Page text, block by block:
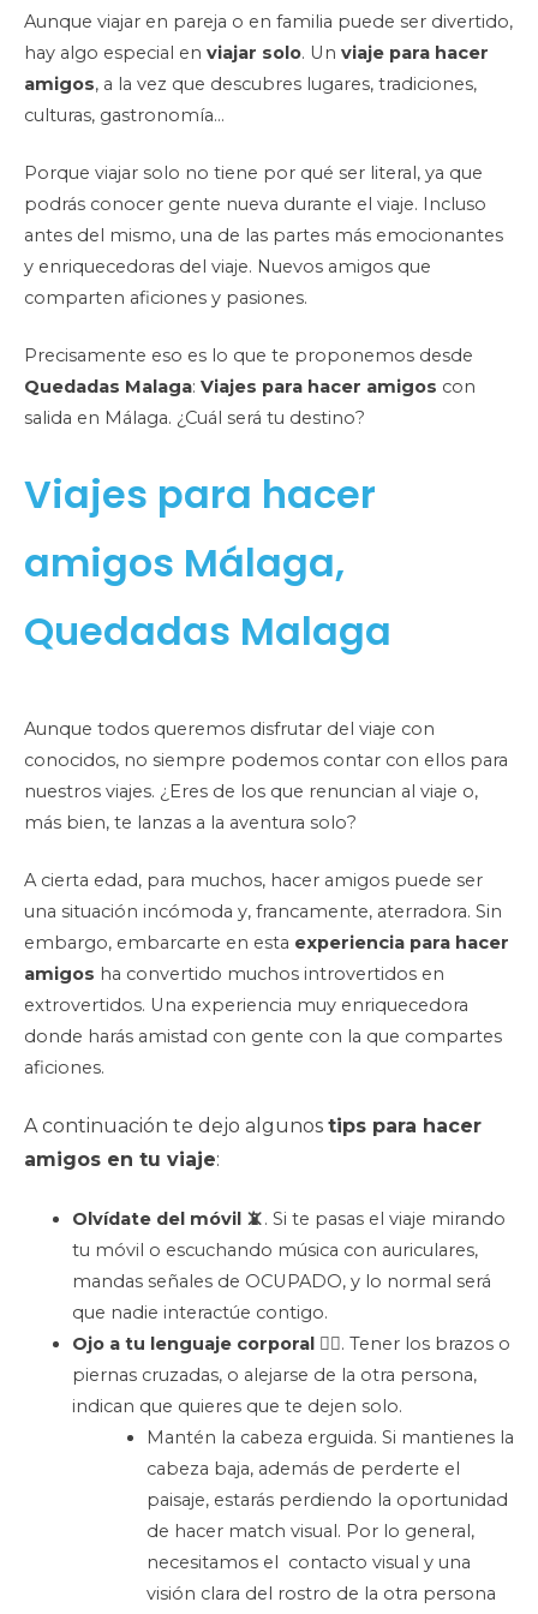
Aunque viajar en pareja o en familia puede ser divertido,
hay algo especial en viajar solo. Un viaje para hacer
amigos, a la vez que descubres lugares, tradiciones,
culturas, gastronomía…
Porque viajar solo no tiene por qué ser literal, ya que
podrás conocer gente nueva durante el viaje. Incluso
antes del mismo, una de las partes más emocionantes
y enriquecedoras del viaje. Nuevos amigos que
comparten aficiones y pasiones.
Precisamente eso es lo que te proponemos desde
Quedadas Malaga: Viajes para hacer amigos con
salida en Málaga. ¿Cuál será tu destino?
Viajes para hacer
amigos Málaga,
Quedadas Malaga
Aunque todos queremos disfrutar del viaje con
conocidos, no siempre podemos contar con ellos para
nuestros viajes. ¿Eres de los que renuncian al viaje o,
más bien, te lanzas a la aventura solo?
A cierta edad, para muchos, hacer amigos puede ser
una situación incómoda y, francamente, aterradora. Sin
embargo, embarcarte en esta experiencia para hacer
amigos ha convertido muchos introvertidos en
extrovertidos. Una experiencia muy enriquecedora
donde harás amistad con gente con la que compartes
aficiones.
A continuación te dejo algunos tips para hacer
amigos en tu viaje:
Olvídate del móvil 📵. Si te pasas el viaje mirando
tu móvil o escuchando música con auriculares,
mandas señales de OCUPADO, y lo normal será
que nadie interactúe contigo.
Ojo a tu lenguaje corporal 🙆‍♂️. Tener los brazos o
piernas cruzadas, o alejarse de la otra persona,
indican que quieres que te dejen solo.
Mantén la cabeza erguida. Si mantienes la
cabeza baja, además de perderte el
paisaje, estarás perdiendo la oportunidad
de hacer match visual. Por lo general,
necesitamos el contacto visual y una
visión clara del rostro de la otra persona